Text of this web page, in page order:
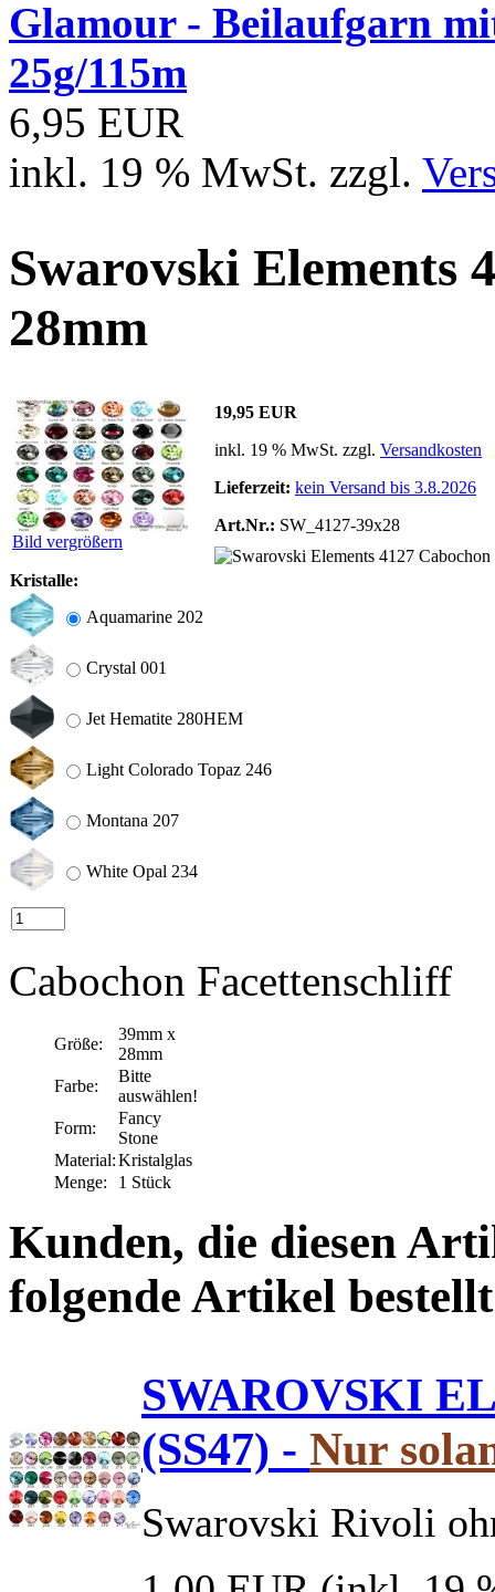
Glamour - Beilaufgarn
25g/115m
6,95 EUR
inkl. 19 % MwSt. zzgl.
Swarovski Elements
28mm
Bild vergrößern
19,95 EUR
inkl. 19 % MwSt. zzgl. Versandkosten
Lieferzeit: kein Versand bis 3.8.2026
Art.Nr.: SW_4127-39x28
Kristalle:
Aquamarine 202
Crystal 001
Jet Hematite 280HEM
Light Colorado Topaz 246
Montana 207
White Opal 234
Cabochon Facettenschliff
Größe:
39mm x
28mm
Farbe:
Bitte
auswählen!
Form:
Fancy
Stone
Material:Kristalglas
Menge:
1 Stück
Kunden, die diesen
folgende Artikel
SWAROVSKI
(SS47) - Nur
Swarovski Rivoli